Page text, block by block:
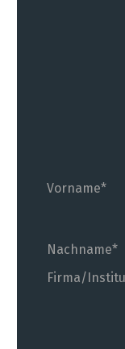
Vorname
Nachname
Firma/